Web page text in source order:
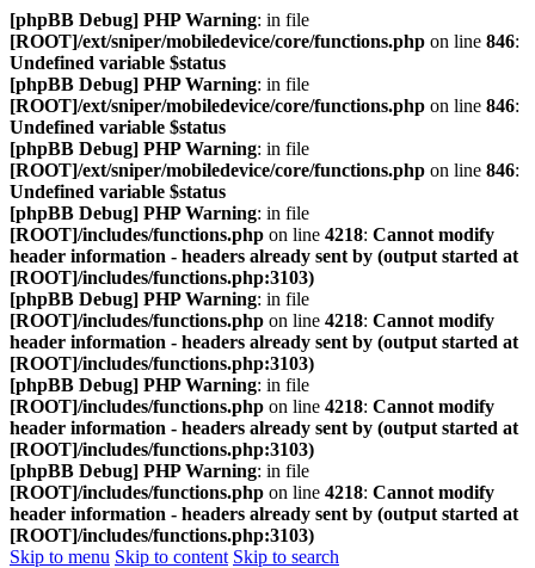
[phpBB Debug] PHP Warning: in file
[ROOT]/ext/sniper/mobiledevice/core/functions.php on line 846:
Undefined variable $status
[phpBB Debug] PHP Warning: in file
[ROOT]/ext/sniper/mobiledevice/core/functions.php on line 846:
Undefined variable $status
[phpBB Debug] PHP Warning: in file
[ROOT]/ext/sniper/mobiledevice/core/functions.php on line 846:
Undefined variable $status
[phpBB Debug] PHP Warning: in file
[ROOT]/includes/functions.php on line 4218: Cannot modify
header information - headers already sent by (output started at
[ROOT]/includes/functions.php:3103)
[phpBB Debug] PHP Warning: in file
[ROOT]/includes/functions.php on line 4218: Cannot modify
header information - headers already sent by (output started at
[ROOT]/includes/functions.php:3103)
[phpBB Debug] PHP Warning: in file
[ROOT]/includes/functions.php on line 4218: Cannot modify
header information - headers already sent by (output started at
[ROOT]/includes/functions.php:3103)
[phpBB Debug] PHP Warning: in file
[ROOT]/includes/functions.php on line 4218: Cannot modify
header information - headers already sent by (output started at
[ROOT]/includes/functions.php:3103)
Skip to menu Skip to content Skip to search